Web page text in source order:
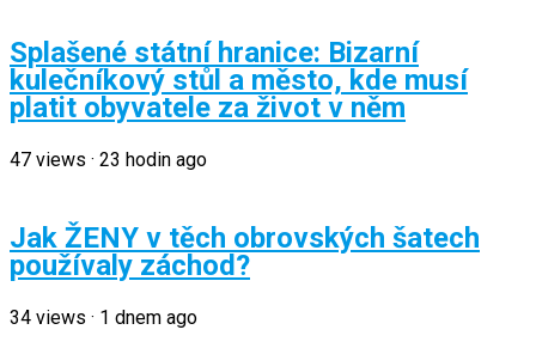
Splašené státní hranice: Bizarní
kulečníkový stůl a město, kde musí
platit obyvatele za život v něm
47 views · 23 hodin ago
Jak ŽENY v těch obrovských šatech
používaly záchod?
34 views · 1 dnem ago